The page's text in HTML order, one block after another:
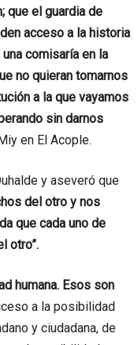
que el guardia de
acceso a la historia
comisaría en la
no quieran tomarnos
a la que vayamos
sin darnos
en El Acople.
y aseveró que
del otro y nos
que cada uno de
otro”.
humana. Esos son
a la posibilidad
y ciudadana, de